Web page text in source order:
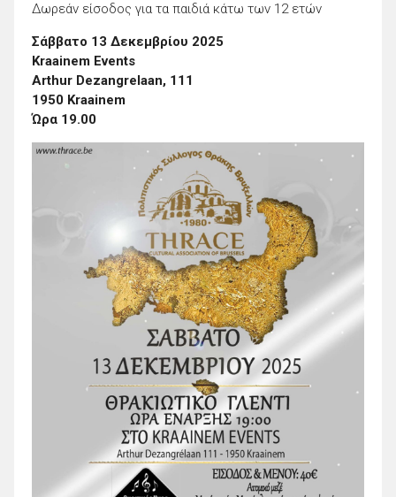
Δωρεάν είσοδος για τα παιδιά κάτω των 12 ετών
Σάββατο 13 Δεκεμβρίου 2025
Kraainem Events
Arthur Dezangrelaan, 111
1950 Kraainem
Ώρα 19.00